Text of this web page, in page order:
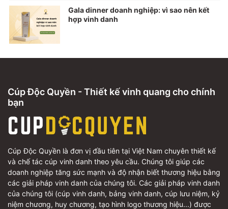
Gala dinner doanh nghiệp: vì sao nên kết
hợp vinh danh
Cúp Độc Quyền - Thiết kế vinh quang cho chính
bạn
Cúp Độc Quyền là đơn vị đầu tiên tại Việt Nam chuyên thiết kế
và chế tác cúp vinh danh theo yêu cầu. Chúng tôi giúp các
doanh nghiệp tăng sức mạnh và độ nhận biết thương hiệu bằng
các giải pháp vinh danh của chúng tôi. Các giải pháp vinh danh
của chúng tôi (cúp vinh danh, bảng vinh danh, cúp lưu niệm, kỷ
niệm chương, huy chương, tạo hình logo thương hiệu...) được